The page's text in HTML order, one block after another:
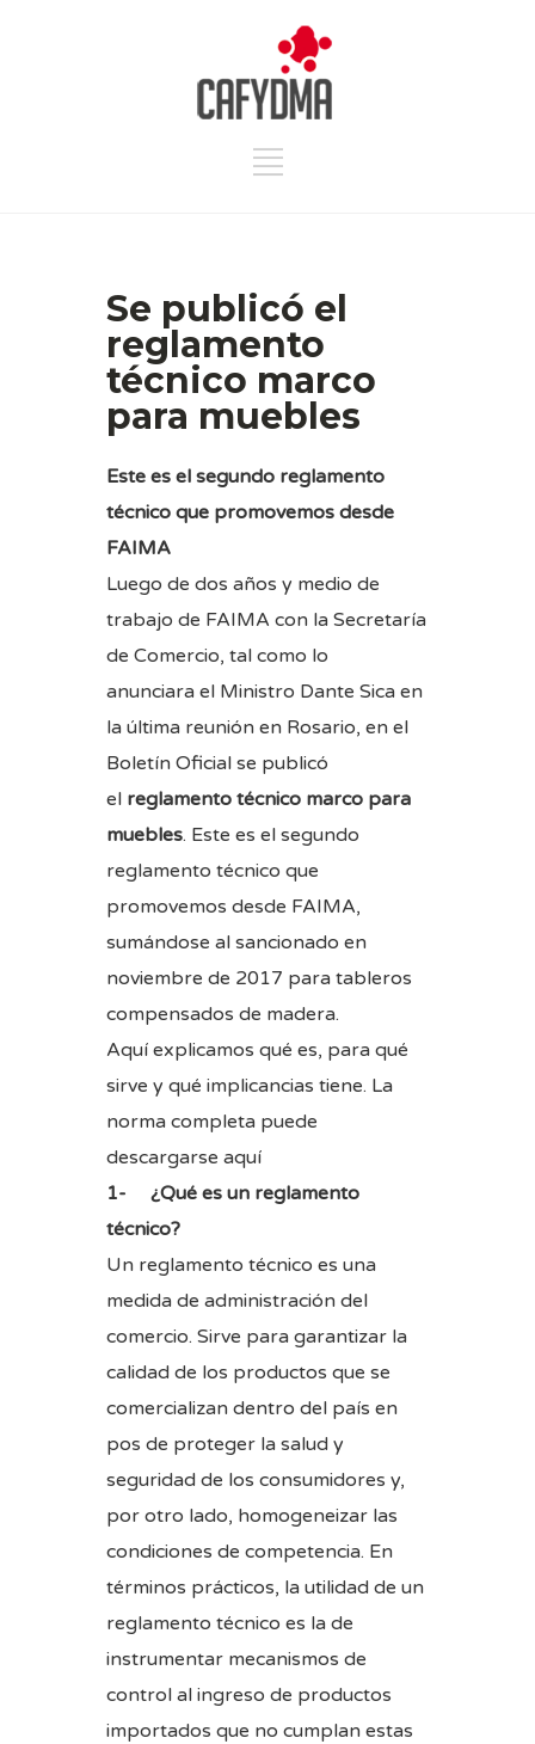
Se publicó el
reglamento
técnico marco
para muebles
Este es el segundo reglamento
técnico que promovemos desde
FAIMA
Luego de dos años y medio de
trabajo de FAIMA con la Secretaría
de Comercio, tal como lo
anunciara el Ministro Dante Sica en
la última reunión en Rosario, en el
Boletín Oficial se publicó
el reglamento técnico marco para
muebles. Este es el segundo
reglamento técnico que
promovemos desde FAIMA,
sumándose al sancionado en
noviembre de 2017 para tableros
compensados de madera.
Aquí explicamos qué es, para qué
sirve y qué implicancias tiene. La
norma completa puede
descargarse aquí
1- ¿Qué es un reglamento
técnico?
Un reglamento técnico es una
medida de administración del
comercio. Sirve para garantizar la
calidad de los productos que se
comercializan dentro del país en
pos de proteger la salud y
seguridad de los consumidores y,
por otro lado, homogeneizar las
condiciones de competencia. En
términos prácticos, la utilidad de un
reglamento técnico es la de
instrumentar mecanismos de
control al ingreso de productos
importados que no cumplan estas